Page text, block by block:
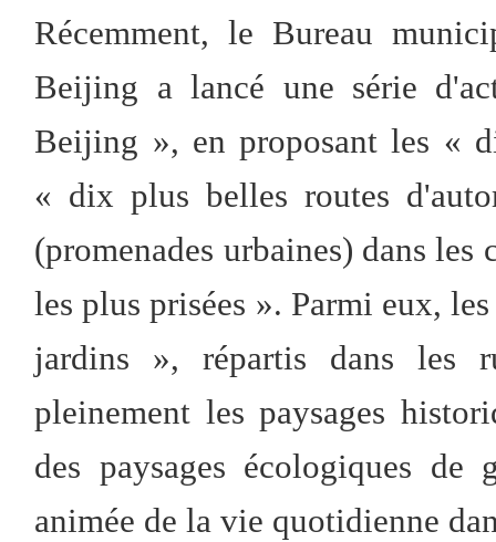
Récemment, le Bureau
Beijing a lancé une série
Beijing », en proposant les «
« dix plus belles routes
(promenades urbaines) dans
les plus prisées ». Parmi eux,
jardins », répartis dans les
pleinement les paysages
des paysages écologiques de
animée de la vie quotidienne